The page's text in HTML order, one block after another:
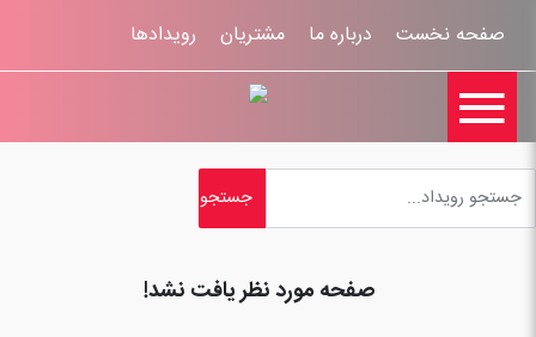
صفحه نخست درباره ما مشتریان رویدادها
ثبت شکایات راهنمای سایت
تماس با ما

صفحه مورد نظر یافت نشد!